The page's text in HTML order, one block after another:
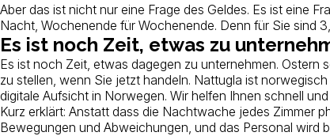
Aber das ist nicht nur eine Frage des Geldes. Es ist eine
Nacht, Wochenende für Wochenende. Denn für Sie sind
Es ist noch Zeit, etwas zu
Es ist noch Zeit, etwas dagegen zu unternehmen.
zu stellen, wenn Sie jetzt handeln. Nattugla ist
digitale Aufsicht in Norwegen. Wir helfen Ihnen schnell
Kurz erklärt: Anstatt dass die Nachtwache jedes Zimmer
Bewegungen und Abweichungen, und das Personal